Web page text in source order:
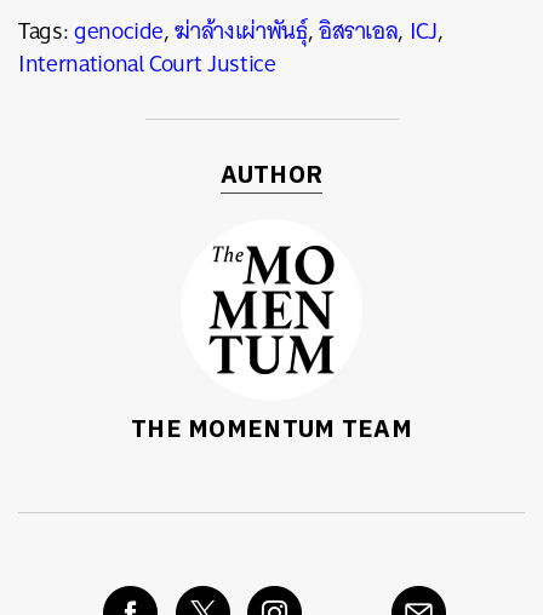
Tags:genocide,ฆ่าล้างเผ่าพันธุ์,อิสราเอล, ICJ,
International Court Justice
AUTHOR
THE MOMENTUM TEAM